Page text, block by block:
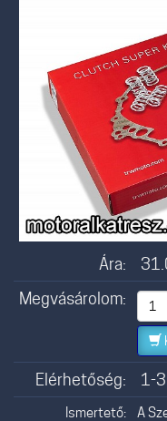
Ára:
Megvásárolom:
Elérhetőség: 1-
Ismertető:
A